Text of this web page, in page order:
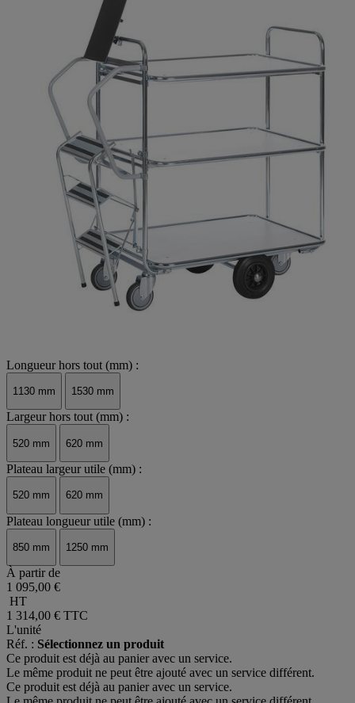
Longueur hors tout (mm) :
1130 mm 1530 mm
Largeur hors tout (mm) :
520 mm 620 mm
Plateau largeur utile (mm) :
520 mm 620 mm
Plateau longueur utile (mm) :
850 mm 1250 mm
À partir de
1 095,00 €
HT
1 314,00 € TTC
L'unité
Réf. : Sélectionnez un produit
Ce produit est déjà au panier avec un service.
Le même produit ne peut être ajouté avec un service différent.
Ce produit est déjà au panier avec un service.